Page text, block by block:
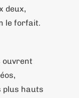
deux,
le forfait.
ouvrent
plus hauts